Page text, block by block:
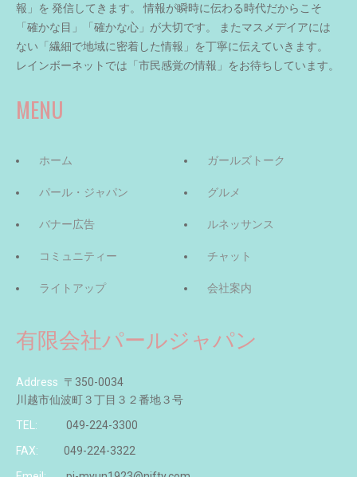
報」を 発信してきます。 情報が瞬時に伝わる時代だからこそ
「確かな目」「確かな心」が大切です。 またマスメデイアには
ない「繊細で地域に密着した情報」を丁寧に伝えていきます。
レインボーネットでは「市民感覚の情報」をお待ちしています。
MENU
ホーム
パール・ジャパン
バナー広告
コミュニティー
ライトアップ
ガールズトーク
グルメ
ルネッサンス
チャット
会社案内
有限会社パールジャパン
Address 〒350-0034
川越市仙波町３丁目３２番地３号
TEL:
049-224-3300
FAX:
049-224-3322